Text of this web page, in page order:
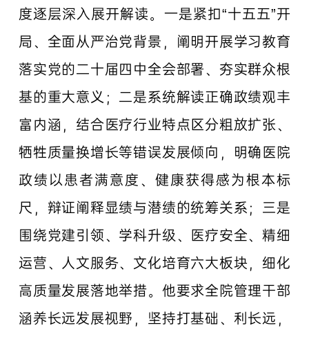
度逐层深入展开解读。一是紧扣“十五五”开
局、全面从严治党背景，阐明开展学习教育
落实党的二十届四中全会部署、夯实群众根
基的重大意义；二是系统解读正确政绩观丰
富内涵，结合医疗行业特点区分粗放扩张、
牺牲质量换增长等错误发展倾向，明确医院
政绩以患者满意度、健康获得感为根本标
尺，辩证阐释显绩与潜绩的统筹关系；三是
围绕党建引领、学科升级、医疗安全、精细
运营、人文服务、文化培育六大板块，细化
高质量发展落地举措。他要求全院管理干部
涵养长远发展视野，坚持打基础、利长远，